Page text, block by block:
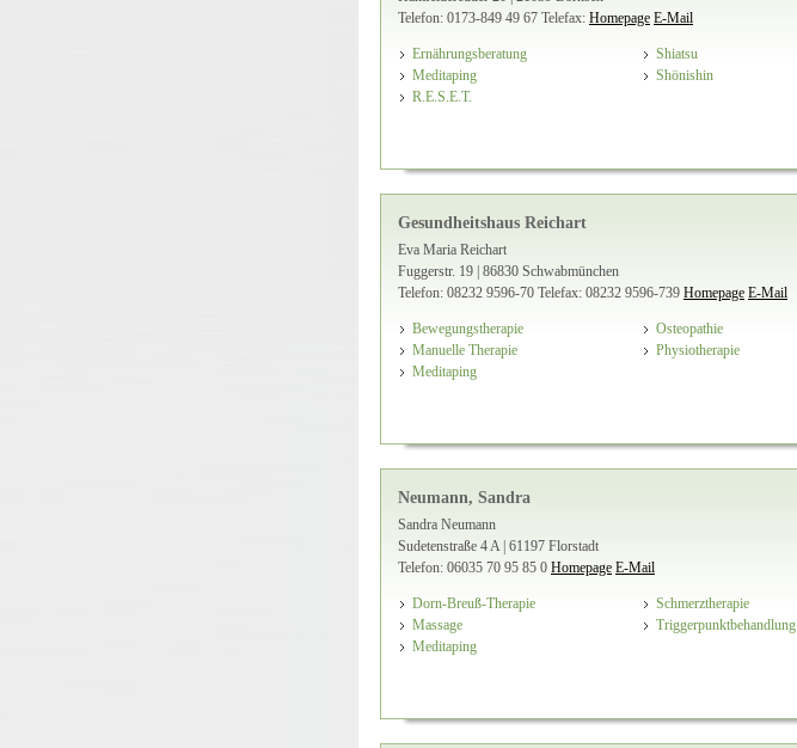
Telefon: 0173-849 49 67 Telefax: Homepage E-Mail
Ernährungsberatung
Meditaping
R.E.S.E.T.
Shiatsu
Shönishin
Gesundheitshaus Reichart
Eva Maria Reichart
Fuggerstr. 19 | 86830 Schwabmünchen
Telefon: 08232 9596-70 Telefax: 08232 9596-739 Homepage E-Mail
Bewegungstherapie
Manuelle Therapie
Meditaping
Osteopathie
Physiotherapie
Neumann, Sandra
Sandra Neumann
Sudetenstraße 4 A | 61197 Florstadt
Telefon: 06035 70 95 85 0 Homepage E-Mail
Dorn-Breuß-Therapie
Massage
Meditaping
Schmerztherapie
Triggerpunktbehandlung